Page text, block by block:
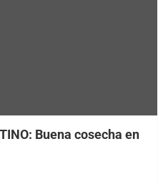
Buena cosecha en